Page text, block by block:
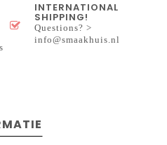
INTERNATIONAL
SHIPPING!
Questions? >
info@smaakhuis.nl